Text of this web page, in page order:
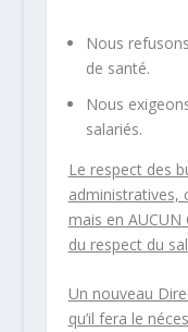
Nous
de santé.
Nous
salariés.
Le respect des
administratives,
mais en
du respect du
Un nouveau
qu’il fera le